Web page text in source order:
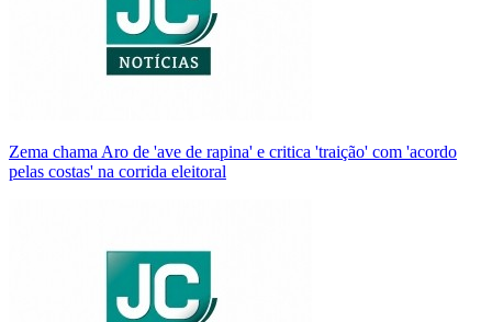
Zema chama Aro de 'ave de rapina' e critica 'traição' com 'acordo
pelas costas' na corrida eleitoral